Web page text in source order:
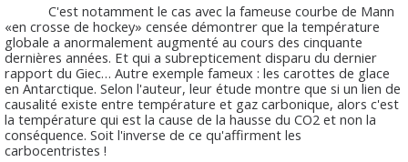
C'est notamment le cas avec la fameuse courbe de Mann
«en crosse de hockey» censée démontrer que la température
globale a anormalement augmenté au cours des cinquante
dernières années. Et qui a subrepticement disparu du dernier
rapport du Giec… Autre exemple fameux : les carottes de glace
en Antarctique. Selon l'auteur, leur étude montre que si un lien de
causalité existe entre température et gaz carbonique, alors c'est
la température qui est la cause de la hausse du CO2 et non la
conséquence. Soit l'inverse de ce qu'affirment les
carbocentristes !